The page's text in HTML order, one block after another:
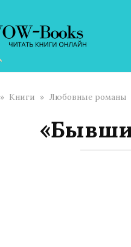
» Книги » Любовные романы